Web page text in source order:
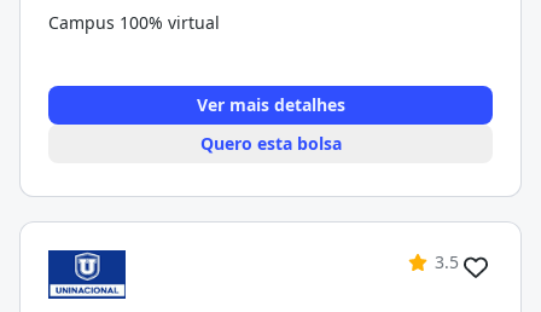
Campus 100% virtual
Ver mais detalhes
Quero esta bolsa
3.5